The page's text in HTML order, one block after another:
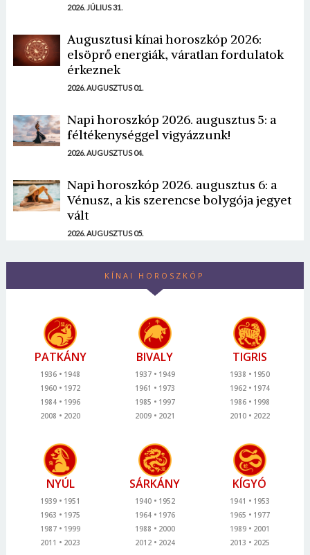
2026. JÚLIUS 31.
Augusztusi kínai horoszkóp 2026:
elsöprő energiák, váratlan fordulatok
érkeznek
2026. AUGUSZTUS 01.
Napi horoszkóp 2026. augusztus 5: a
féltékenységgel vigyázzunk!
2026. AUGUSZTUS 04.
Napi horoszkóp 2026. augusztus 6: a
Vénusz, a kis szerencse bolygója jegyet
vált
2026. AUGUSZTUS 05.
KÍNAI HOROSZKÓP
PATKÁNY
1936
1948
1960
1972
1984
1996
2008
2020
BIVALY
1937
1949
1961
1973
1985
1997
2009
2021
TIGRIS
1938
1950
1962
1974
1986
1998
2010
2022
NYÚL
1939
1951
1963
1975
1987
1999
2011
2023
SÁRKÁNY
1940
1952
1964
1976
1988
2000
2012
2024
KÍGYÓ
1941
1953
1965
1977
1989
2001
2013
2025